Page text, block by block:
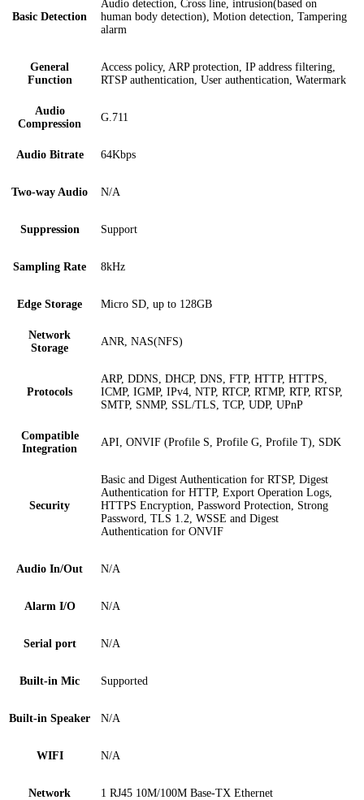
Basic Detection
Audio detection, Cross line, intrusion(based on
human body detection), Motion detection, Tampering
alarm
General
Function
Access policy, ARP protection, IP address filtering,
RTSP authentication, User authentication, Watermark
Audio
Compression
G.711
Audio Bitrate 64Kbps
Two-way Audio N/A
Suppression Support
Sampling Rate 8kHz
Edge Storage Micro SD, up to 128GB
Network
Storage
ANR, NAS(NFS)
Protocols
ARP, DDNS, DHCP, DNS, FTP, HTTP, HTTPS,
ICMP, IGMP, IPv4, NTP, RTCP, RTMP, RTP, RTSP,
SMTP, SNMP, SSL/TLS, TCP, UDP, UPnP
Compatible
Integration
API, ONVIF (Profile S, Profile G, Profile T), SDK
Security
Basic and Digest Authentication for RTSP, Digest
Authentication for HTTP, Export Operation Logs,
HTTPS Encryption, Password Protection, Strong
Password, TLS 1.2, WSSE and Digest
Authentication for ONVIF
Audio In/Out N/A
Alarm I/O N/A
Serial port N/A
Built-in Mic Supported
Built-in Speaker N/A
WIFI N/A
Network 1 RJ45 10M/100M Base-TX Ethernet